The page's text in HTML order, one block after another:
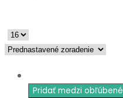
Pridať medzi obľúbené